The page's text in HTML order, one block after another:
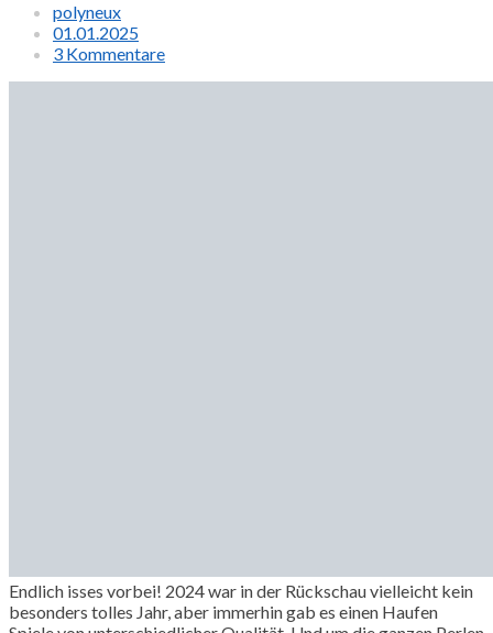
polyneux
01.01.2025
3 Kommentare
Endlich isses vorbei! 2024 war in der Rückschau vielleicht kein
besonders tolles Jahr, aber immerhin gab es einen Haufen